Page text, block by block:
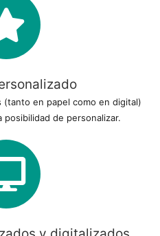
(tanto en papel como en digital)
posibilidad de personalizar.